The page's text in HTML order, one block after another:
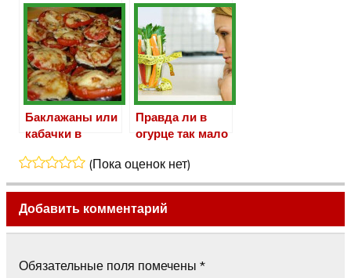
Баклажаны или
кабачки в
помидорами и
сыром
Правда ли в
огурце так мало
(Пока оценок нет)
Добавить комментарий
Обязательные поля помечены *